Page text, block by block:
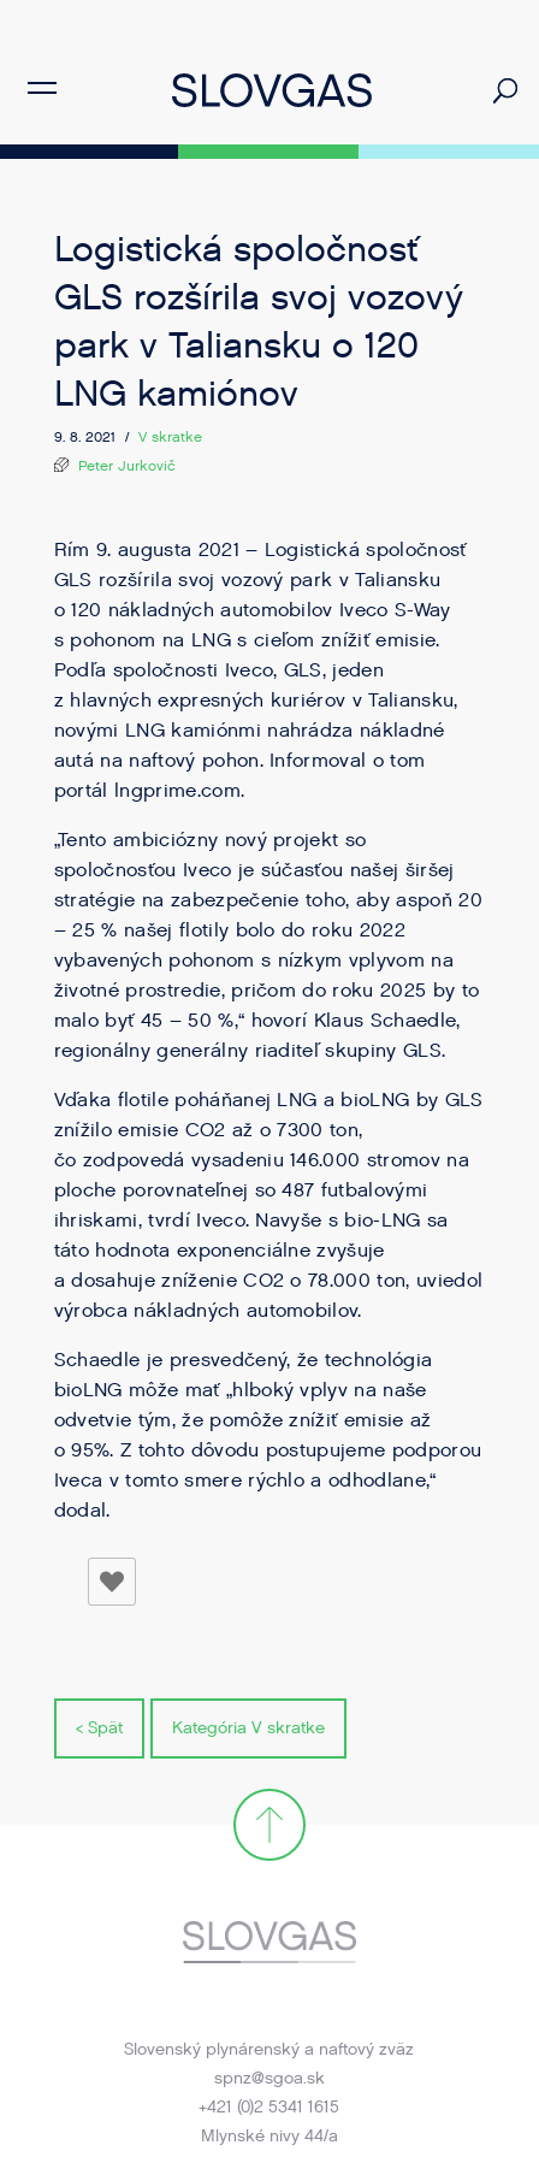
Logistická spoločnosť
GLS rozšírila svoj vozový
park v Taliansku o 120
LNG kamiónov
9. 8. 2021 / V skratke
Peter Jurkovič
Rím 9. augusta 2021 – Logistická spoločnosť
GLS rozšírila svoj vozový park v Taliansku
o 120 nákladných automobilov Iveco S-Way
s pohonom na LNG s cieľom znížiť emisie.
Podľa spoločnosti Iveco, GLS, jeden
z hlavných expresných kuriérov v Taliansku,
novými LNG kamiónmi nahrádza nákladné
autá na naftový pohon. Informoval o tom
portál lngprime.com.
„Tento ambiciózny nový projekt so
spoločnosťou Iveco je súčasťou našej širšej
stratégie na zabezpečenie toho, aby aspoň 20
– 25 % našej flotily bolo do roku 2022
vybavených pohonom s nízkym vplyvom na
životné prostredie, pričom do roku 2025 by to
malo byť 45 – 50 %,“ hovorí Klaus Schaedle,
regionálny generálny riaditeľ skupiny GLS.
Vďaka flotile poháňanej LNG a bioLNG by GLS
znížilo emisie CO2 až o 7300 ton,
čo zodpovedá vysadeniu 146.000 stromov na
ploche porovnateľnej so 487 futbalovými
ihriskami, tvrdí Iveco. Navyše s bio-LNG sa
táto hodnota exponenciálne zvyšuje
a dosahuje zníženie CO2 o 78.000 ton, uviedol
výrobca nákladných automobilov.
Schaedle je presvedčený, že technológia
bioLNG môže mať „hlboký vplyv na naše
odvetvie tým, že pomôže znížiť emisie až
o 95%. Z tohto dôvodu postupujeme podporou
Iveca v tomto smere rýchlo a odhodlane,“
dodal.
< Spät Kategória V skratke
Slovenský plynárenský a naftový zväz
spnz@sgoa.sk
+421 (0)2 5341 1615
Mlynské nivy 44/a